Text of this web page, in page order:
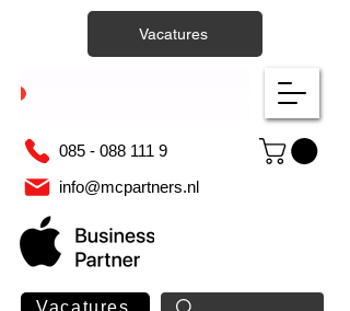
085 - 088 111 9
info@mcpartners.nl
Vacatures
Vacatures